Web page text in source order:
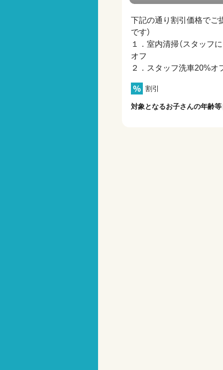
下記の通り割引価格でご
です）
１．室内清掃（スタッフ
オフ
２．スタッフ洗車20%オ
割引
対象となるお子さんの年齢等